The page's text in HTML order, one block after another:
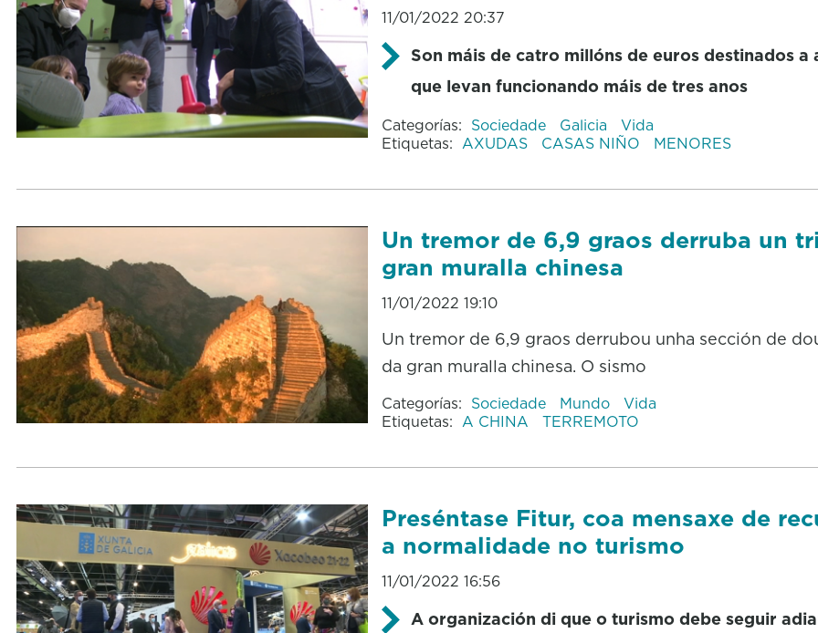
11/01/2022 20:37
Son máis de catro millóns de euros destinados a
que levan funcionando máis de tres anos
Categorías: Sociedade Galicia
Vida
Etiquetas: AXUDAS CASAS NIÑO MENORES
Un tremor de 6,9 graos derruba un
gran muralla chinesa
11/01/2022 19:10
Un tremor de 6,9 graos derrubou unha sección de
da gran muralla chinesa. O sismo
Categorías: Sociedade Mundo
Vida
Etiquetas: A CHINA TERREMOTO
Preséntase Fitur, coa mensaxe de
a normalidade no turismo
11/01/2022 16:56
A organización di que o turismo debe seguir